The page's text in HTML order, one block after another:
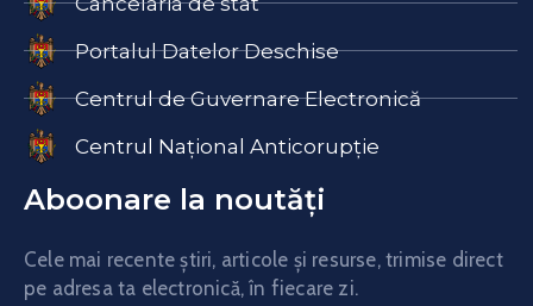
Portalul Datelor Deschise
Centrul de Guvernare Electronică
Centrul Național Anticorupție
Aboonare la noutăți
Cele mai recente știri, articole și resurse, trimise direct
pe adresa ta electronică, în fiecare zi.